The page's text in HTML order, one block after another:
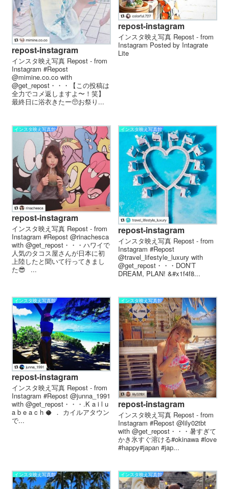
repost-instagram
インスタ映え写真 Repost - from
Instagram #Repost
@mimine.co.co with
@get_repost・・・【この投稿は
全力でコメ返しますよ〜！笑】
最終日に浴衣きたー🥺お祭り...
repost-instagram
インスタ映え写真 Repost - from
Instagram Posted by Intagrate
Lite
インスタ映え写真館
repost-instagram
インスタ映え写真 Repost - from
Instagram #Repost @rinachesca
with @get_repost・・・ハワイで
人気のタコス屋さんが日本に初
上陸したと聞いて行ってきまし
た😎⠀...
インスタ映え写真館
repost-instagram
インスタ映え写真 Repost - from
Instagram #Repost
@travel_lifestyle_luxury with
@get_repost・・・DON’T
DREAM, PLAN! &#x1f4f8...
インスタ映え写真館
repost-instagram
インスタ映え写真 Repost - from
Instagram #Repost @junna_1991
with @get_repost・・・.K a i l u
a b e a c h 🥥 ． カイルアタウン
で...
インスタ映え写真館
repost-instagram
インスタ映え写真 Repost - from
Instagram #Repost @lily02tbt
with @get_repost・・・暑すぎて
かき氷すぐ溶ける#okinawa #love
#happy#japan #jap...
インスタ映え写真館 インスタ映え写真館